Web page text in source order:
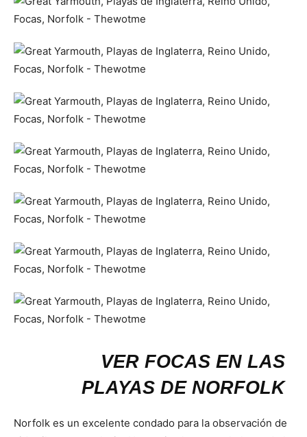
VER FOCAS EN LAS
PLAYAS DE NORFOLK
Norfolk es un excelente condado para la observación de